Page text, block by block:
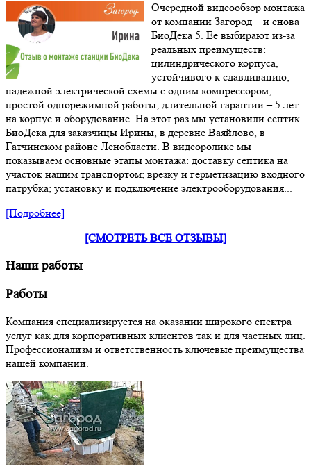
Очередной видеообзор монтажа
от компании Загород – и снова
БиоДека 5. Ее выбирают из-за
реальных преимуществ:
цилиндрического корпуса,
устойчивого к сдавливанию;
надежной электрической схемы с одним компрессором;
простой однорежимной работы; длительной гарантии – 5 лет
на корпус и оборудование. На этот раз мы установили септик
БиоДека для заказчицы Ирины, в деревне Ваяйлово, в
Гатчинском районе Ленобласти. В видеоролике мы
показываем основные этапы монтажа: доставку септика на
участок нашим транспортом; врезку и герметизацию входного
патрубка; установку и подключение электрооборудования...
[Подробнее]
[СМОТРЕТЬ ВСЕ ОТЗЫВЫ]
Наши работы
Работы
Компания специализируется на оказании широкого спектра
услуг как для корпоративных клиентов так и для частных лиц.
Профессионализм и ответственность ключевые преимущества
нашей компании.